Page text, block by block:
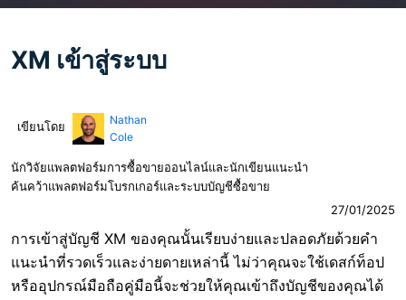
XM เข้าสู่ระบบ
เขียนโดย
Nathan
Cole
นักวิจัยแพลตฟอร์มการซื้อขายออนไลน์และนักเขียนแนะนำ
ค้นคว้าแพลตฟอร์มโบรกเกอร์และระบบบัญชีซื้อขาย
27/01/2025
การเข้าสู่บัญชี XM ของคุณนั้นเรียบง่ายและปลอดภัยด้วยคำ
แนะนำที่รวดเร็วและง่ายดายเหล่านี้ ไม่ว่าคุณจะใช้เดสก์ท็อป
หรืออุปกรณ์มือถือคู่มือนี้จะช่วยให้คุณเข้าถึงบัญชีของคุณได้